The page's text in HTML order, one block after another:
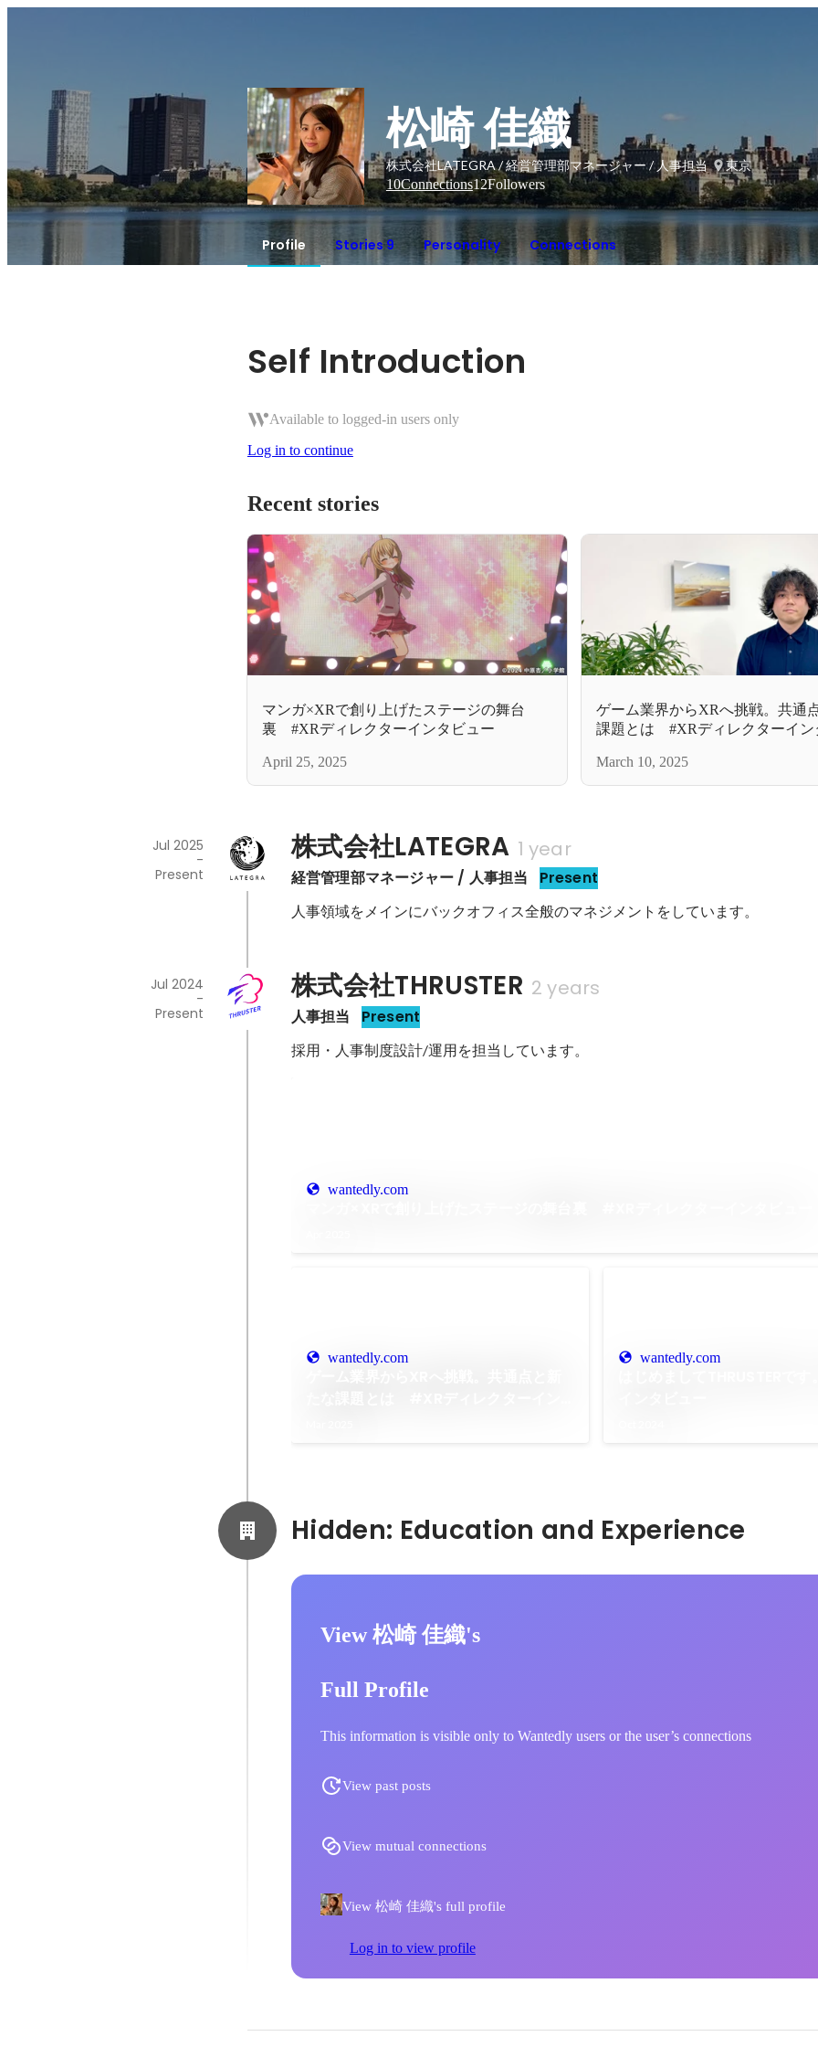
松崎 佳織
株式会社LATEGRA / 経営管理部マネージャー / 人事担当
東京
10Connections12Followers
Profile Stories 9 Personality Connections
Self Introduction
Available to logged-in users only
Log in to continue
Recent stories
マンガ×XRで創り上げたステージの舞台
裏 #XRディレクターインタビュー
April 25, 2025
ゲーム業界からXRへ挑戦。共通
課題とは #XRディレクターイン
March 10, 2025
株式会社LATEGRA 1 year
経営管理部マネージャー / 人事担当 Present
Jul 2025
-
Present
人事領域をメインにバックオフィス全般のマネジメントをしています。
株式会社THRUSTER 2 years
人事担当 Present
Jul 2024
-
Present
採用・人事制度設計/運用を担当しています。
wantedly.com
wantedly.com wantedly.com
View 松崎 佳織's
Full Profile
This information is visible only to Wantedly users or the user’s connections
View past posts
View mutual connections
View 松崎 佳織's full profile
Log in to view profile